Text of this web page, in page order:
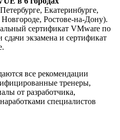
Екатеринбурге,
Ростове-на-Дону).
сертификат VMware по
экзамена и сертификат
все рекомендации
тренеры,
от разработчика,
специалистов